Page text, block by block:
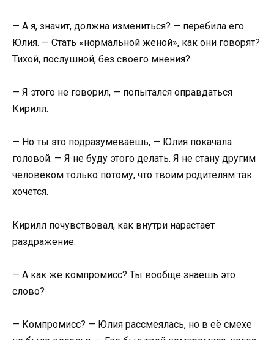
— А я, значит, должна измениться? — перебила его
Юлия. — Стать «нормальной женой», как они говорят?
Тихой, послушной, без своего мнения?
— Я этого не говорил, — попытался оправдаться
Кирилл.
— Но ты это подразумеваешь, — Юлия покачала
головой. — Я не буду этого делать. Я не стану другим
человеком только потому, что твоим родителям так
хочется.
Кирилл почувствовал, как внутри нарастает
раздражение:
— А как же компромисс? Ты вообще знаешь это
слово?
— Компромисс? — Юлия рассмеялась, но в её смехе